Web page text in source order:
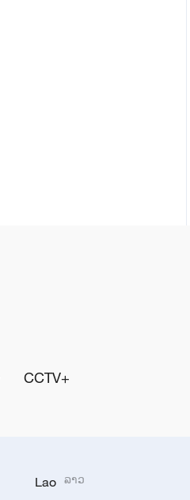
CCTV+
Lao ລາວ